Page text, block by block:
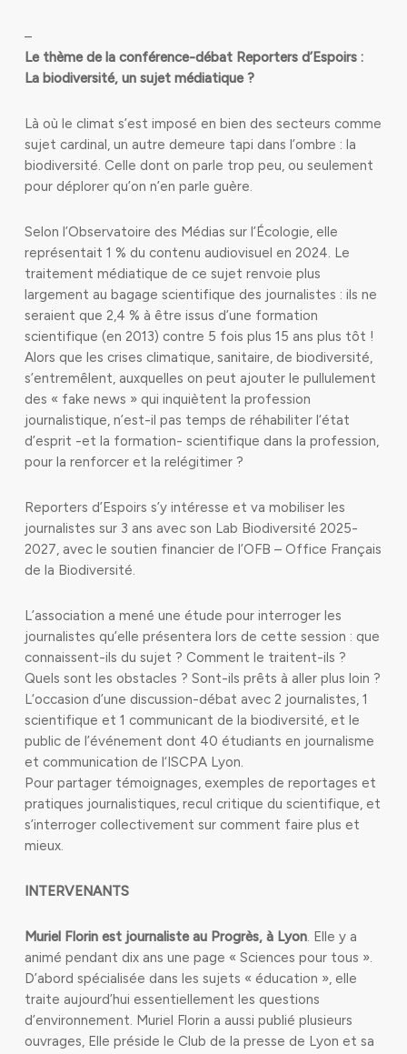
–
Le thème de la conférence-débat Reporters d’Espoirs :
La biodiversité, un sujet médiatique ?
Là où le climat s’est imposé en bien des secteurs comme
sujet cardinal, un autre demeure tapi dans l’ombre : la
biodiversité. Celle dont on parle trop peu, ou seulement
pour déplorer qu’on n’en parle guère.
Selon l’Observatoire des Médias sur l’Écologie, elle
représentait 1 % du contenu audiovisuel en 2024. Le
traitement médiatique de ce sujet renvoie plus
largement au bagage scientifique des journalistes : ils ne
seraient que 2,4 % à être issus d’une formation
scientifique (en 2013) contre 5 fois plus 15 ans plus tôt !
Alors que les crises climatique, sanitaire, de biodiversité,
s’entremêlent, auxquelles on peut ajouter le pullulement
des « fake news » qui inquiètent la profession
journalistique, n’est-il pas temps de réhabiliter l‘état
d’esprit -et la formation- scientifique dans la profession,
pour la renforcer et la relégitimer ?
Reporters d’Espoirs s’y intéresse et va mobiliser les
journalistes sur 3 ans avec son Lab Biodiversité 2025-
2027, avec le soutien financier de l’OFB – Office Français
de la Biodiversité.
L’association a mené une étude pour interroger les
journalistes qu’elle présentera lors de cette session : que
connaissent-ils du sujet ? Comment le traitent-ils ?
Quels sont les obstacles ? Sont-ils prêts à aller plus loin ?
L‘occasion d’une discussion-débat avec 2 journalistes, 1
scientifique et 1 communicant de la biodiversité, et le
public de l’événement dont 40 étudiants en journalisme
et communication de l‘ISCPA Lyon.
Pour partager témoignages, exemples de reportages et
pratiques journalistiques, recul critique du scientifique, et
s’interroger collectivement sur comment faire plus et
mieux.
INTERVENANTS
Muriel Florin est journaliste au Progrès, à Lyon. Elle y a
animé pendant dix ans une page « Sciences pour tous ».
D’abord spécialisée dans les sujets « éducation », elle
traite aujourd’hui essentiellement les questions
d’environnement. Muriel Florin a aussi publié plusieurs
ouvrages, Elle préside le Club de la presse de Lyon et sa